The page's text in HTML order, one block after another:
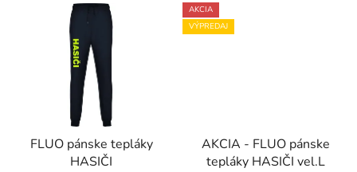
FLUO pánske tepláky
HASIČI
AKCIA
VÝPREDAJ
AKCIA - FLUO pánske
tepláky HASIČI vel.L